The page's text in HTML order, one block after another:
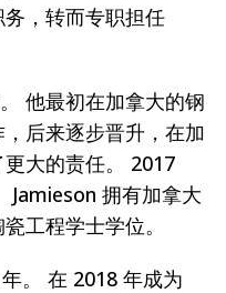
，转而专职担任
他最初在加拿大的钢
后来逐步晋升，在加
大的责任。 2017
Jamieson 拥有加拿大
工程学士学位。
。 在 2018 年成为